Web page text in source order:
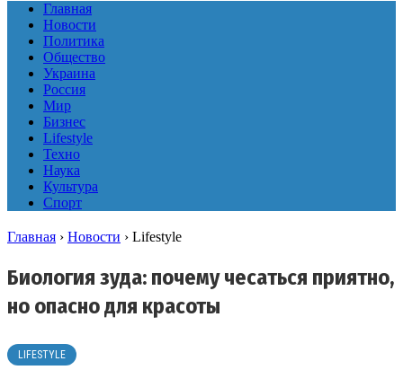
Главная
Новости
Политика
Общество
Украина
Россия
Мир
Бизнес
Lifestyle
Техно
Наука
Культура
Спорт
Главная › Новости › Lifestyle
Биология зуда: почему чесаться приятно,
но опасно для красоты
LIFESTYLE